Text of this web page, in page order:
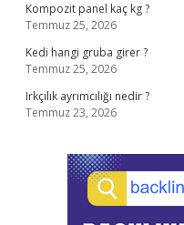
Kompozit panel kaç kg ?
Temmuz 25, 2026
Kedi hangi gruba girer ?
Temmuz 25, 2026
Irkçılık ayrımcılığı nedir ?
Temmuz 23, 2026